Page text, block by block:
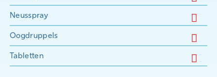
Neusspray
Oogdruppels
Tabletten